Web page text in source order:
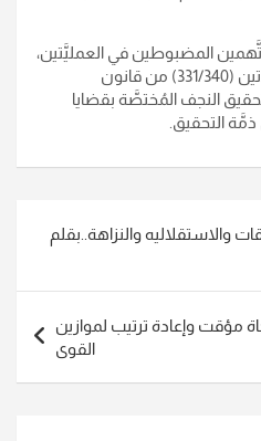
المضبوطين في العمليَّتين،
اللتين نُفِّذتا بناءً على أحكام المادتين (331/340) من قانون
النجف المُختصَّة بقضايا
ذمَّة التحقيق.
والاستقلاليه والنزاهة..بقلم
مؤقت وإعادة ترتيب لموازين
القوى